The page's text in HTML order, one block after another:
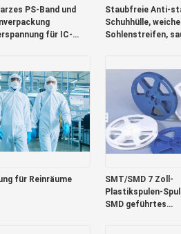
PS-Band und
für IC-
Staubfreie Anti-
Schuhhülle, weiche
Sohlenstreifen,
für Reinräume
SMT/SMD 7 Zoll-
Plastikspulen-
SMD geführtes